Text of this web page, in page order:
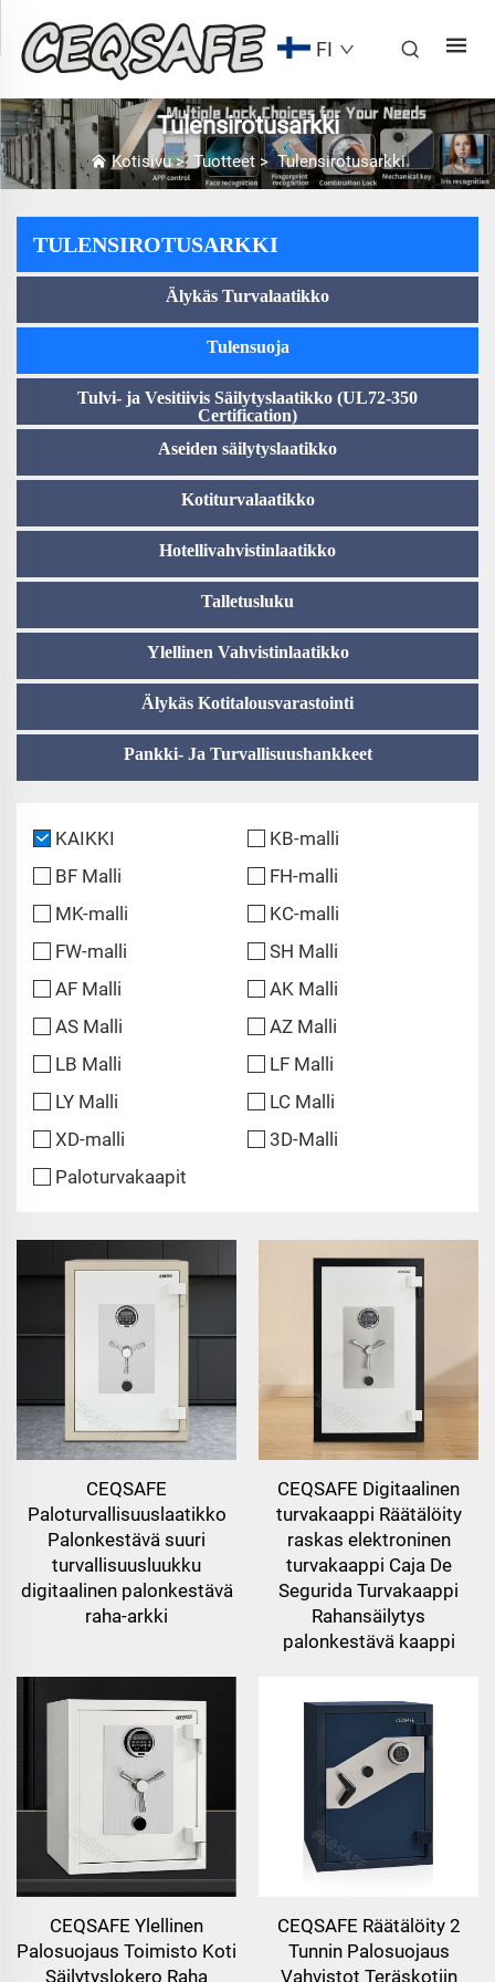
FI
Tulensirotusarkki
Kotisivu> Tuotteet>Tulensirotusarkki
TULENSIROTUSARKKI
Älykäs Turvalaatikko
Tulensuoja
Tulvi- ja Vesitiivis Säilytyslaatikko (UL72-350
Certification)
Aseiden säilytyslaatikko
Kotiturvalaatikko
Hotellivahvistinlaatikko
Talletusluku
Ylellinen Vahvistinlaatikko
Älykäs Kotitalousvarastointi
Pankki- Ja Turvallisuushankkeet
KAIKKI
KB-malli
BF Malli
FH-malli
MK-malli
KC-malli
FW-malli
SH Malli
AF Malli
AK Malli
AS Malli
AZ Malli
LB Malli
LF Malli
LY Malli
LC Malli
XD-malli
3D-Malli
Paloturvakaapit
CEQSAFE
Paloturvallisuuslaatikko
Palonkestävä suuri
turvallisuusluukku
digitaalinen palonkestävä
raha-arkki
CEQSAFE Digitaalinen
turvakaappi Räätälöity
raskas elektroninen
turvakaappi Caja De
Segurida Turvakaappi
Rahansäilytys
palonkestävä kaappi
CEQSAFE Ylellinen
Palosuojaus Toimisto Koti
Säilytyslokero Raha
CEQSAFE Räätälöity 2
Tunnin Palosuojaus
Vahvistot Teräskotiin